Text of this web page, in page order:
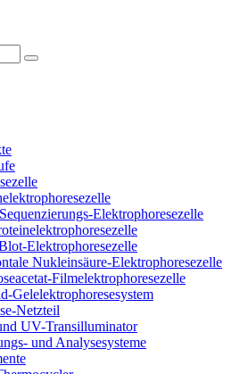
Elektrophoresezelle
Elektrophoresezelle
Nukleinsäure-Elektrophoresezelle
Filmelektrophoresezelle
Gelelektrophoresesystem
Netzteil
UV-Transilluminator
und Analysesysteme